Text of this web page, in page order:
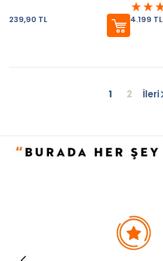
239,90 TL
4.199 TL
1 2 İleri